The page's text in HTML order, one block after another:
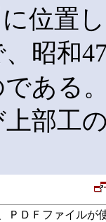
位置
昭和
ある
部工
ＰＤＦファイル